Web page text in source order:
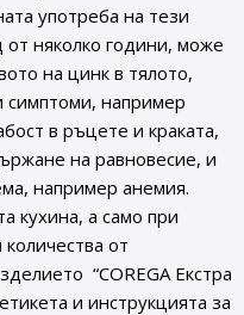
употреба на тези
няколко години, може
на цинк в тялото,
симптоми, например
в ръцете и краката,
на равновесие, и
например анемия.
кухина, а само при
от
“COREGA Екстра
и инструкцията за